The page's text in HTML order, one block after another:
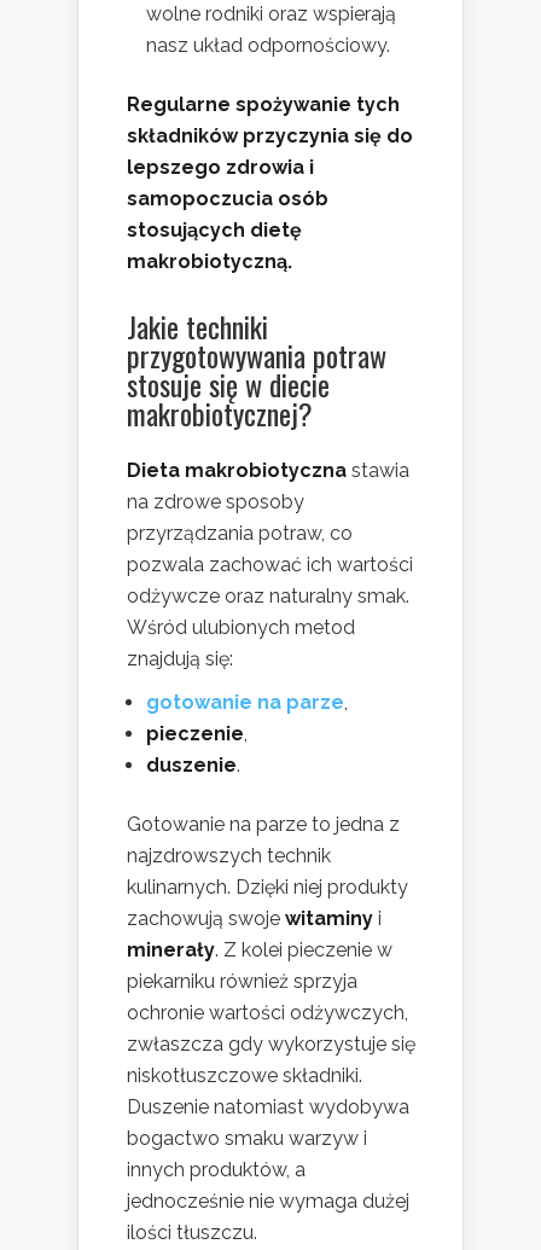
wolne rodniki oraz wspierają
nasz układ odpornościowy.
Regularne spożywanie tych
składników przyczynia się do
lepszego zdrowia i
samopoczucia osób
stosujących dietę
makrobiotyczną.
Jakie techniki
przygotowywania potraw
stosuje się w diecie
makrobiotycznej?
Dieta makrobiotyczna stawia
na zdrowe sposoby
przyrządzania potraw, co
pozwala zachować ich wartości
odżywcze oraz naturalny smak.
Wśród ulubionych metod
znajdują się:
gotowanie na parze,
pieczenie,
duszenie.
Gotowanie na parze to jedna z
najzdrowszych technik
kulinarnych. Dzięki niej produkty
zachowują swoje witaminy i
minerały. Z kolei pieczenie w
piekarniku również sprzyja
ochronie wartości odżywczych,
zwłaszcza gdy wykorzystuje się
niskotłuszczowe składniki.
Duszenie natomiast wydobywa
bogactwo smaku warzyw i
innych produktów, a
jednocześnie nie wymaga dużej
ilości tłuszczu.